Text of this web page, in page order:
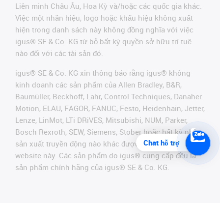
Liên minh Châu Âu, Hoa Kỳ và/hoặc các quốc gia khác.
Việc một nhãn hiệu, logo hoặc khẩu hiệu không xuất
hiện trong danh sách này không đồng nghĩa với việc
igus® SE & Co. KG từ bỏ bất kỳ quyền sở hữu trí tuệ
nào đối với các tài sản đó.
igus® SE & Co. KG xin thông báo rằng igus® không
kinh doanh các sản phẩm của Allen Bradley, B&R,
Baumüller, Beckhoff, Lahr, Control Techniques, Danaher
Motion, ELAU, FAGOR, FANUC, Festo, Heidenhain, Jetter,
Lenze, LinMot, LTi DRiVES, Mitsubishi, NUM, Parker,
Bosch Rexroth, SEW, Siemens, Stöber hoặc bất kỳ nhà
sản xuất truyền động nào khác được đề cập trên
website này. Các sản phẩm do igus® cung cấp đều là
sản phẩm chính hãng của igus® SE & Co. KG.
Chat hỗ trợ